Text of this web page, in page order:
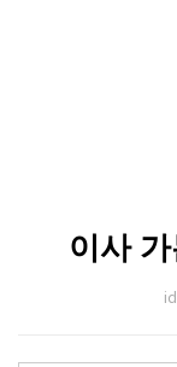
이사